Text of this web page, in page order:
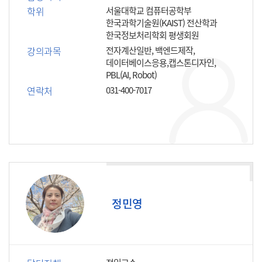
학위
서울대학교 컴퓨터공학부
한국과학기술원(KAIST) 전산학과
한국정보처리학회 평생회원
강의과목
전자계산일반, 백엔드제작,
데이터베이스응용,캡스톤디자인,
PBL(AI, Robot)
연락처 031-400-7017
정민영